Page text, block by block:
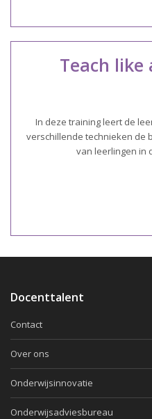
Teach like
In deze training leert de
verschillende technieken de
van leerlingen in
Docenttalent
Contact
Over ons
Onderwijsinnovatie
Onderwijsadviesbureau